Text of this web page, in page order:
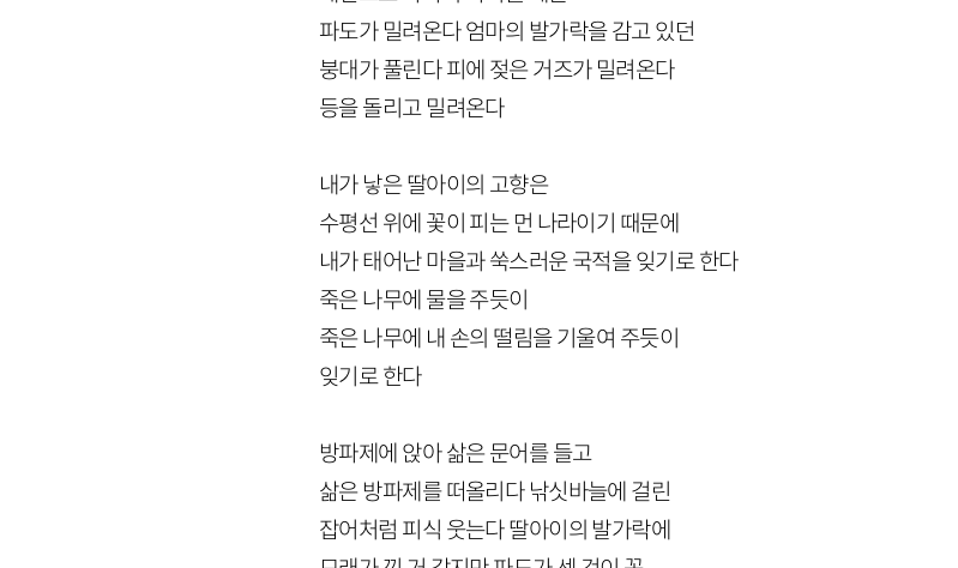
파도가 밀려온다 엄마의 발가락을 감고 있던
붕대가 풀린다 피에 젖은 거즈가 밀려온다
등을 돌리고 밀려온다
내가 낳은 딸아이의 고향은
수평선 위에 꽃이 피는 먼 나라이기 때문에
내가 태어난 마을과 쑥스러운 국적을 잊기로 한다
죽은 나무에 물을 주듯이
죽은 나무에 내 손의 떨림을 기울여 주듯이
잊기로 한다
방파제에 앉아 삶은 문어를 들고
삶은 방파제를 떠올리다 낚싯바늘에 걸린
잡어처럼 피식 웃는다 딸아이의 발가락에